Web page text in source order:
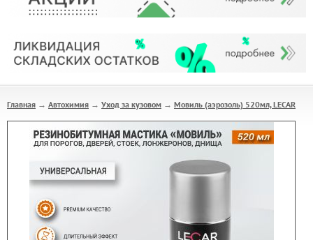
Главная → Автохимия → Уход за кузовом → Мовиль (аэрозоль) 520мл, LECAR